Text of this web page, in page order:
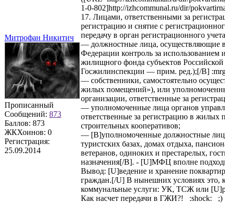
Митрофан Никитич
Прописанный
Сообщений: 873
Баллов: 873
ЖКХоинов: 0
Регистрация:
25.09.2014
1-0-802]http://izhcommunal.ru/dir/
17. Лицами, ответственными за
регистрацию и снятие с
передачу в орган регистрационного
— должностные лица, осуществляющие в
Федерации контроль за
жилищного фонда субъектов
Госжилинспекции — прим. ред.);[/B]
— собственники, самостоятельно
жилых помещений»), или
организации, ответственные за
— уполномоченные лица органов
ответственные за регистрацию в
строительных кооперативов;
— [B]уполномоченные должностные
туристских базах, домах отдыха,
ветеранов, одиноких и престарелых,
назначения[/B]. - [U]МФЦ вполне
Вывод: [U]ведение и хранение
граждан.[/U] В нынешних условиях это,
коммунальные услуги: УК, ТСЖ или
Как насчет передачи в ГЖИ?! :shock: ;)